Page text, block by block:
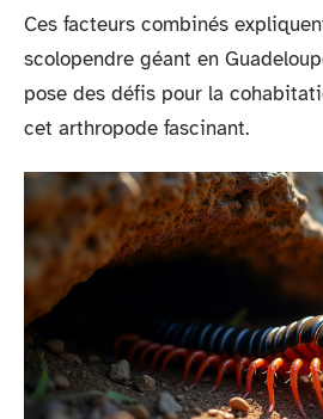
Ces facteurs combinés
scolopendre géant en
pose des défis pour la
cet arthropode fascinant.